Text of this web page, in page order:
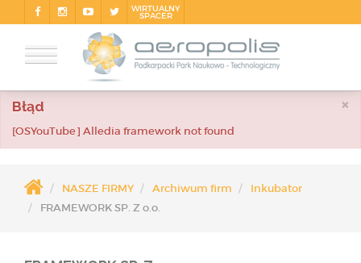
WIRTUALNY
SPACER
×
Błąd
[OSYouTube] Alledia framework not found
NASZE FIRMY Archiwum firm
Inkubator
FRAMEWORK SP. Z o.o.